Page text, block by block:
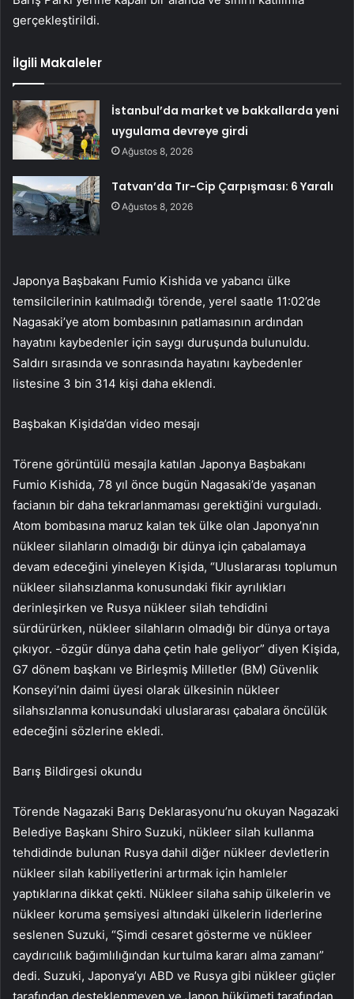
gerçekleştirildi.
İlgili Makaleler
İstanbul’da market ve bakkallarda yeni
uygulama devreye girdi
Ağustos 8, 2026
Tatvan’da Tır-Cip Çarpışması: 6 Yaralı
Ağustos 8, 2026
Japonya Başbakanı Fumio Kishida ve yabancı ülke
temsilcilerinin katılmadığı törende, yerel saatle 11:02’de
Nagasaki’ye atom bombasının patlamasının ardından
hayatını kaybedenler için saygı duruşunda bulunuldu.
Saldırı sırasında ve sonrasında hayatını kaybedenler
listesine 3 bin 314 kişi daha eklendi.
Başbakan Kişida’dan video mesajı
Törene görüntülü mesajla katılan Japonya Başbakanı
Fumio Kishida, 78 yıl önce bugün Nagasaki’de yaşanan
facianın bir daha tekrarlanmaması gerektiğini vurguladı.
Atom bombasına maruz kalan tek ülke olan Japonya’nın
nükleer silahların olmadığı bir dünya için çabalamaya
devam edeceğini yineleyen Kişida, “Uluslararası toplumun
nükleer silahsızlanma konusundaki fikir ayrılıkları
derinleşirken ve Rusya nükleer silah tehdidini
sürdürürken, nükleer silahların olmadığı bir dünya ortaya
çıkıyor. -özgür dünya daha çetin hale geliyor” diyen Kişida,
G7 dönem başkanı ve Birleşmiş Milletler (BM) Güvenlik
Konseyi’nin daimi üyesi olarak ülkesinin nükleer
silahsızlanma konusundaki uluslararası çabalara öncülük
edeceğini sözlerine ekledi.
Barış Bildirgesi okundu
Törende Nagazaki Barış Deklarasyonu’nu okuyan Nagazaki
Belediye Başkanı Shiro Suzuki, nükleer silah kullanma
tehdidinde bulunan Rusya dahil diğer nükleer devletlerin
nükleer silah kabiliyetlerini artırmak için hamleler
yaptıklarına dikkat çekti. Nükleer silaha sahip ülkelerin ve
nükleer koruma şemsiyesi altındaki ülkelerin liderlerine
seslenen Suzuki, “Şimdi cesaret gösterme ve nükleer
caydırıcılık bağımlılığından kurtulma kararı alma zamanı”
dedi. Suzuki, Japonya’yı ABD ve Rusya gibi nükleer güçler
tarafından desteklenmeyen ve Japon hükümeti tarafından